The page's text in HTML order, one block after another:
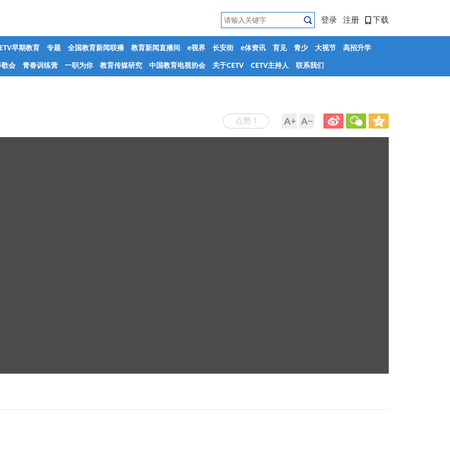
登录 注册 下载
早期教育 专题 全国教育新闻联播 教育新闻直播间 e视界 长安街 e体资讯 育见 青少 大视节
高招升学
会
青春训练营 一职为你 教育传媒研究 中国教育电视协会 关于CETV CETV主持人 联系我们
点赞 1